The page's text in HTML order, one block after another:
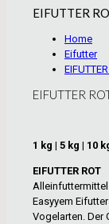
EIFUTTER
Home
Eifutter
EIFUTTER
1 kg | 5 kg | 10
EIFUTTER ROT
Easyyem
Vogelarten. Der